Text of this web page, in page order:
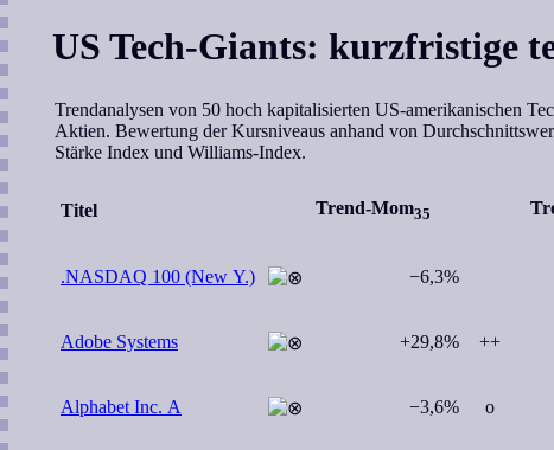
US Tech-Giants: kurzfristige
Trendanalysen von 50 hoch kapitalisierten US-amerikanischen
Aktien. Bewertung der Kursniveaus anhand von
Stärke Index und Williams-Index.
Titel Trend-Mom35
.NASDAQ 100 (New Y.) −6,3%
Adobe Systems +29,8% ++
Alphabet Inc. A −3,6% o